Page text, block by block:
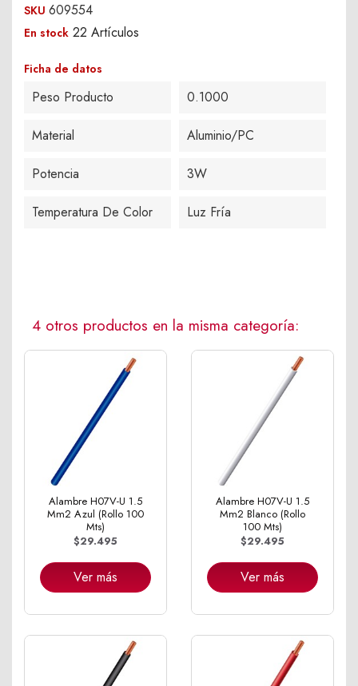
SKU 609554
En stock 22 Artículos
Ficha de datos
Peso Producto 0.1000
Material Aluminio/PC
Potencia 3W
Temperatura De Color Luz Fría
4 otros productos en la misma categoría:
Alambre H07V-U 1.5
Mm2 Azul (Rollo 100
Mts)
$29.495
Ver más
Alambre H07V-U 1.5
Mm2 Blanco (Rollo
100 Mts)
$29.495
Ver más